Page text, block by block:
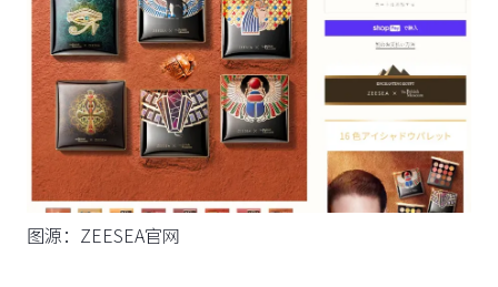
图源：ZEESEA官网